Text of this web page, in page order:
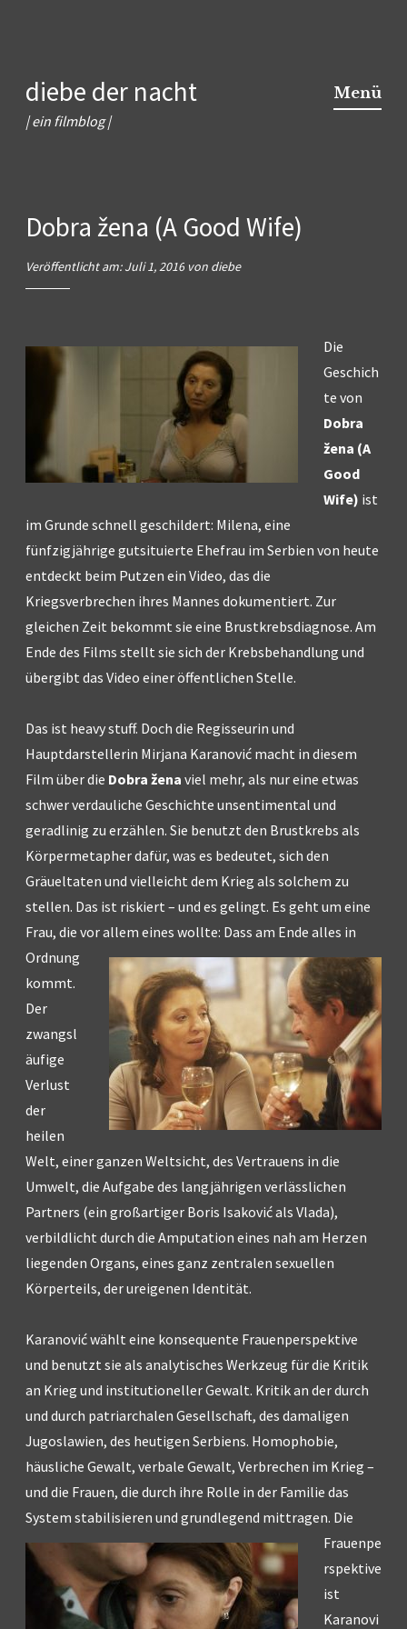
Inhalt
springen
diebe der nacht
| ein filmblog |
Menü
Dobra žena (A Good Wife)
Veröffentlicht am:Juli 1, 2016 von diebe
Die
Geschich
te von
Dobra
žena (A
Good
Wife) ist
im Grunde schnell geschildert: Milena, eine
fünfzigjährige gutsituierte Ehefrau im Serbien von heute
entdeckt beim Putzen ein Video, das die
Kriegsverbrechen ihres Mannes dokumentiert. Zur
gleichen Zeit bekommt sie eine Brustkrebsdiagnose. Am
Ende des Films stellt sie sich der Krebsbehandlung und
übergibt das Video einer öffentlichen Stelle.
Das ist heavy stuff. Doch die Regisseurin und
Hauptdarstellerin Mirjana Karanović macht in diesem
Film über die Dobra žena viel mehr, als nur eine etwas
schwer verdauliche Geschichte unsentimental und
geradlinig zu erzählen. Sie benutzt den Brustkrebs als
Körpermetapher dafür, was es bedeutet, sich den
Gräueltaten und vielleicht dem Krieg als solchem zu
stellen. Das ist riskiert – und es gelingt. Es geht um eine
Frau, die vor allem eines wollte: Dass am Ende alles in
Ordnung
kommt.
Der
zwangsl
äufige
Verlust
der
heilen
Welt, einer ganzen Weltsicht, des Vertrauens in die
Umwelt, die Aufgabe des langjährigen verlässlichen
Partners (ein großartiger Boris Isaković als Vlada),
verbildlicht durch die Amputation eines nah am Herzen
liegenden Organs, eines ganz zentralen sexuellen
Körperteils, der ureigenen Identität.
Karanović wählt eine konsequente Frauenperspektive
und benutzt sie als analytisches Werkzeug für die Kritik
an Krieg und institutioneller Gewalt. Kritik an der durch
und durch patriarchalen Gesellschaft, des damaligen
Jugoslawien, des heutigen Serbiens. Homophobie,
häusliche Gewalt, verbale Gewalt, Verbrechen im Krieg –
und die Frauen, die durch ihre Rolle in der Familie das
System stabilisieren und grundlegend mittragen. Die
Frauenpe
rspektive
ist
Karanovi